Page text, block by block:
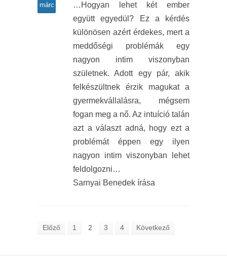
márc
…Hogyan lehet két ember
együtt egyedül? Ez a kérdés
különösen azért érdekes, mert a
meddőségi problémák egy
nagyon intim viszonyban
születnek. Adott egy pár, akik
felkészültnek érzik magukat a
gyermekvállalásra, mégsem
fogan meg a nő. Az intuíció talán
azt a választ adná, hogy ezt a
problémát éppen egy ilyen
nagyon intim viszonyban lehet
feldolgozni…
Sarnyai Benedek írása
Előző 1 2 3 4 Következő